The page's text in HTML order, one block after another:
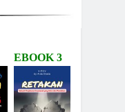
EBOOK 3